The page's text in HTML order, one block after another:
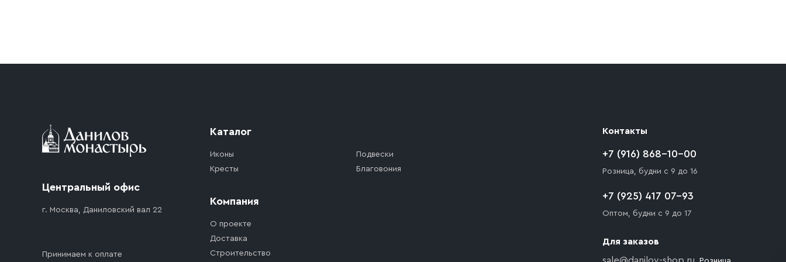
доставка осуществляется до ближайшего места, которое максимально близко к месту запланированной разгрузки товара и не нарушает правила
Центральный офис
г. Москва, Даниловский вал 22
Принимаем к оплате
Каталог
Иконы
Кресты
Подвески
Благовония
Компания
О проекте
Доставка
Строительство
Контакты
+7 (916) 868-10-00
Розница, будни с 9 до 16
+7 (925) 417 07-93
Оптом, будни с 9 до 17
Для заказов